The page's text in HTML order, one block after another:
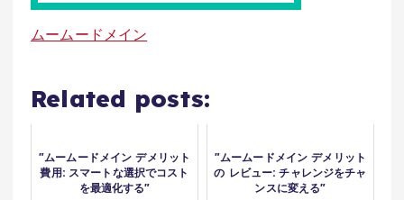
ムームードメイン
Related posts:
"ムームードメイン デメリット
費用: スマートな選択でコスト
を最適化する"
"ムームードメイン デメリット
の レビュー: チャレンジをチャ
ンスに変える"